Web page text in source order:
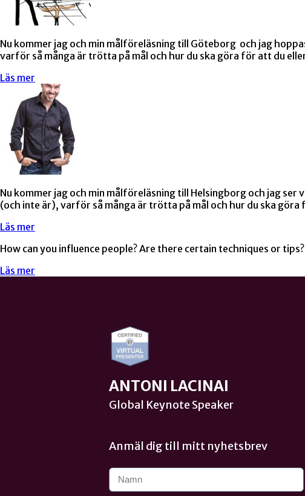
Nu kommer jag och min målföreläsning till Göteborg och jag
varför så många är trötta på mål och hur du ska göra för att du
Läs mer
Nu kommer jag och min målföreläsning till Helsingborg och jag
(och inte är), varför så många är trötta på mål och hur du ska
Läs mer
How can you influence people? Are there certain techniques or
Läs mer
ANTONI LACINAI
Global Keynote Speaker
Anmäl dig till mitt nyhetsbrev